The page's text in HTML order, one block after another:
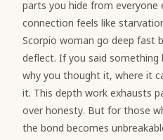
parts you hide from everyone
connection feels like
Scorpio woman go deep fast
deflect. If you said
why you thought it, where it
it. This depth work exhausts
over honesty. But for those
the bond becomes